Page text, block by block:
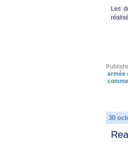
Les
armée
30